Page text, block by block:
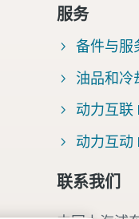
服务
备件与服
油品和冷
动力互联
动力互动
联系我们